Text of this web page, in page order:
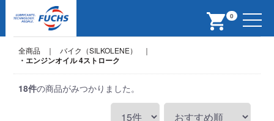
0 Menu
全商品 バイク（SILKOLENE）
・エンジンオイル 4ストローク
18件の商品がみつかりました。